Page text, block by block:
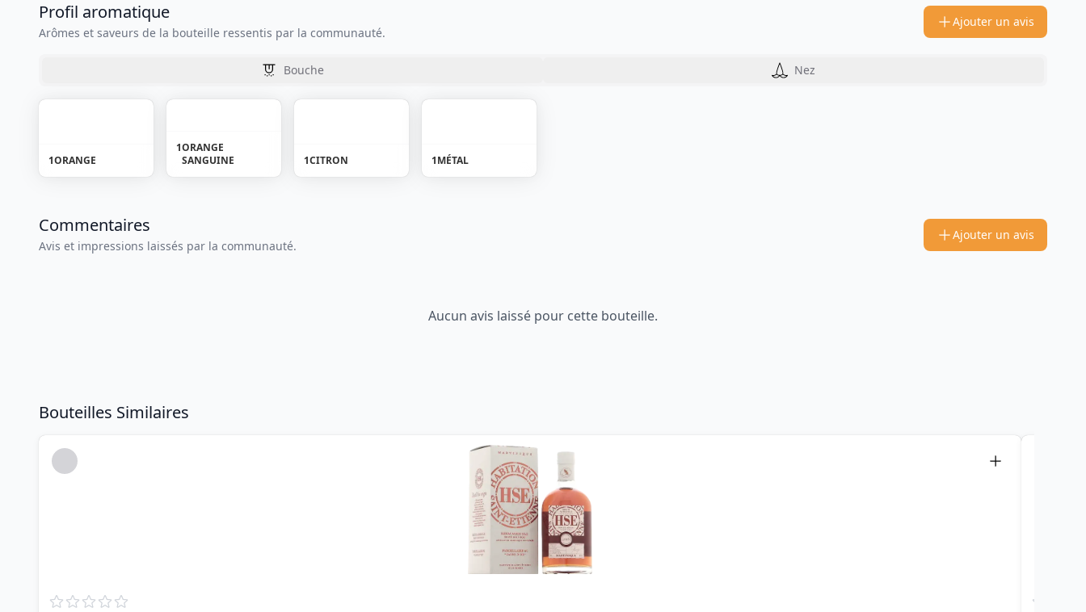
Profil aromatique
Arômes et saveurs de la bouteille ressentis par la communauté.
Ajouter un avis
Bouche Nez
1ORANGE
1ORANGE
SANGUINE
1CITRON 1MÉTAL
Commentaires
Avis et impressions laissés par la communauté.
Ajouter un avis
Aucun avis laissé pour cette bouteille.
Bouteilles Similaires